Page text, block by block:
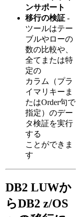
ンサポート
移行の検証 -
ツールはテー
ブルやローの
数の比較や、
全てまたは特
定の
カラム（プラ
イマリキーま
たはOrder句で
指定）のデー
タ検証を実行
する
ことができま
す
DB2 LUWか
らDB2 z/OS